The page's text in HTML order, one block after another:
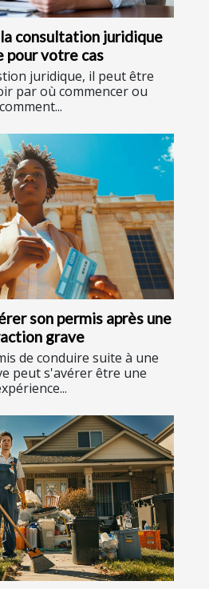
consultation juridique
pour votre cas
juridique, il peut être
par où commencer ou
comment...
son permis après une
grave
de conduire suite à une
peut s'avérer être une